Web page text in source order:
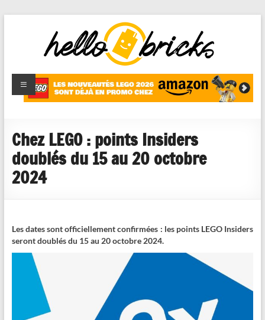
HelloBricks
Blog LEGO,
nouveaut�s
reviews
Chez LEGO : points Insiders
doublés du 15 au 20 octobre
2024
Les dates sont officiellement confirmées : les points LEGO Insiders
seront doublés du 15 au 20 octobre 2024.